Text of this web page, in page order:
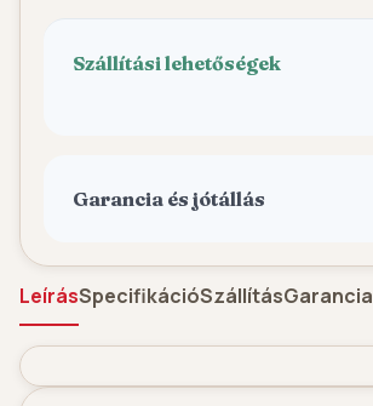
Szállítási lehetőségek
Garancia és jótállás
LeírásSpecifikációSzállításGarancia